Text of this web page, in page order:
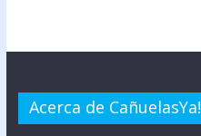
Acerca de CañuelasYa!